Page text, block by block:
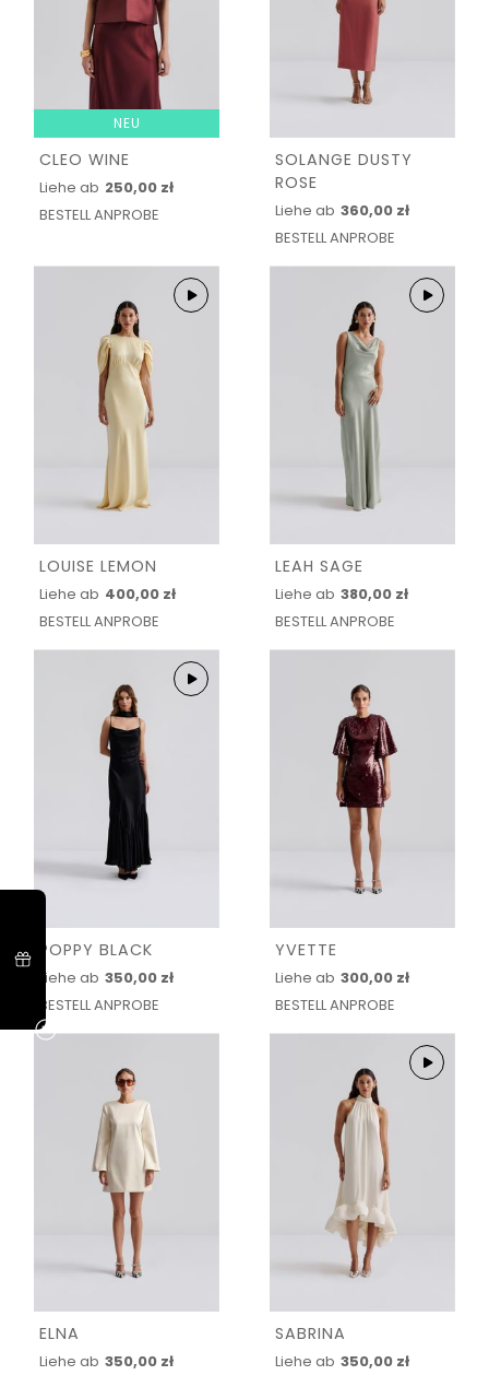
NEU
CLEO WINE
Liehe ab 250,00 zł
BESTELL ANPROBE
SOLANGE DUSTY
ROSE
Liehe ab 360,00 zł
BESTELL ANPROBE
LOUISE LEMON
Liehe ab 400,00 zł
BESTELL ANPROBE
LEAH SAGE
Liehe ab 380,00 zł
BESTELL ANPROBE
POPPY BLACK
Liehe ab 350,00 zł
BESTELL ANPROBE
YVETTE
Liehe ab 300,00 zł
BESTELL ANPROBE
ELNA
Liehe ab 350,00 zł
SABRINA
Liehe ab 350,00 zł